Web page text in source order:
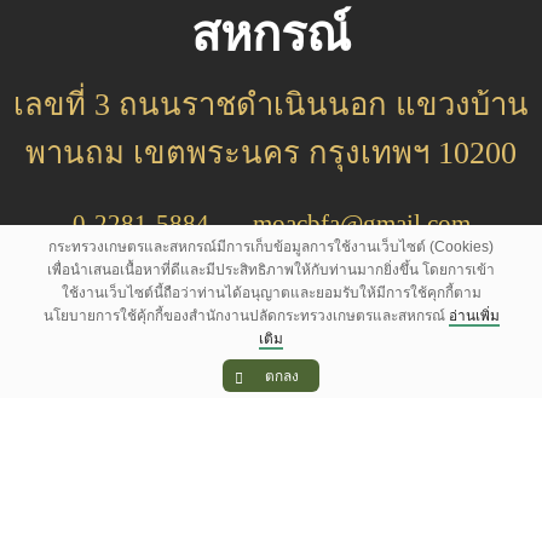
สหกรณ์
เลขที่ 3 ถนนราชดำเนินนอก แขวงบ้าน
พานถม เขตพระนคร กรุงเทพฯ 10200
0-2281-5884 moacbfa@gmail.com
saraban@moac.go.th
จำนวนผู้เยี่ยมชมเว็บไซต์
กระทรวงเกษตรและสหกรณ์มีการเก็บข้อมูลการใช้งานเว็บไซต์ (Cookies)
เพื่อนำเสนอเนื้อหาที่ดีและมีประสิทธิภาพให้กับท่านมากยิ่งขึ้น โดยการเข้า
ใช้งานเว็บไซต์นี้ถือว่าท่านได้อนุญาตและยอมรับให้มีการใช้คุกกี้ตาม
นโยบายการใช้คุ้กกี้ของสำนักงานปลัดกระทรวงเกษตรและสหกรณ์ อ่านเพิ่ม
เติม
ตกลง